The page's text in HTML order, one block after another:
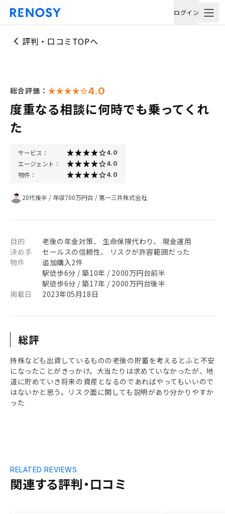
ログイン
評判・口コミTOPへ
総合評価： 4.0
度重なる相談に何時でも乗ってくれ
た
サービス： 4.0
エージェント： 4.0
物件： 4.0
20代後半 / 年収700万円台 /第一三共株式会社
目的
老後の年金対策、 生命保険代わり、 現金運用
決め手
セールスの信頼性、 リスクが許容範囲だった
物件
追加購入2件
駅徒歩6分 / 築10年 / 2000万円台前半
駅徒歩6分 / 築17年 / 2000万円台後半
掲載日
2023年05月18日
総評
持株なども出資しているものの老後の貯蓄を考えるとふと不安
になったことがきっかけ。大当たりは求めていなかったが、地
道に貯めていき将来の資産となるのであればやってもいいので
はないかと思う。リスク面に関しても説明があり分かりやすか
った
関連する評判・口コミ
RELATED REVIEWS